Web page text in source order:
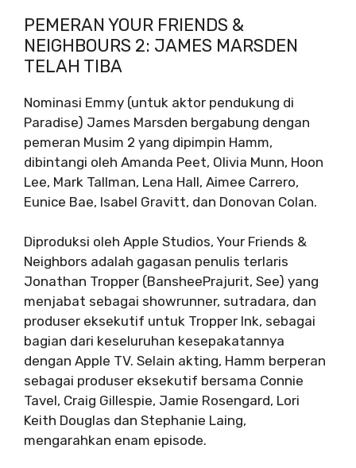
PEMERAN YOUR FRIENDS &
NEIGHBOURS 2: JAMES MARSDEN
TELAH TIBA
Nominasi Emmy (untuk aktor pendukung di
Paradise) James Marsden bergabung dengan
pemeran Musim 2 yang dipimpin Hamm,
dibintangi oleh Amanda Peet, Olivia Munn, Hoon
Lee, Mark Tallman, Lena Hall, Aimee Carrero,
Eunice Bae, Isabel Gravitt, dan Donovan Colan.
Diproduksi oleh Apple Studios, Your Friends &
Neighbors adalah gagasan penulis terlaris
Jonathan Tropper (BansheePrajurit, See) yang
menjabat sebagai showrunner, sutradara, dan
produser eksekutif untuk Tropper Ink, sebagai
bagian dari keseluruhan kesepakatannya
dengan Apple TV. Selain akting, Hamm berperan
sebagai produser eksekutif bersama Connie
Tavel, Craig Gillespie, Jamie Rosengard, Lori
Keith Douglas dan Stephanie Laing,
mengarahkan enam episode.